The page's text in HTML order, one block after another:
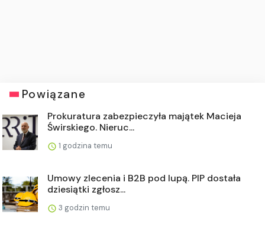
Powiązane
Prokuratura zabezpieczyła majątek Macieja
Świrskiego. Nieruc...
1 godzina temu
Umowy zlecenia i B2B pod lupą. PIP dostała
dziesiątki zgłosz...
3 godzin temu